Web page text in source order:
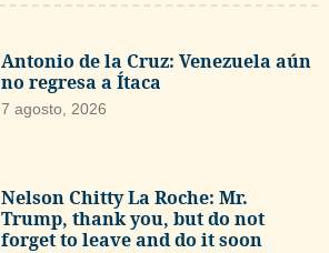
Antonio de la Cruz: Venezuela aún
no regresa a Ítaca
7 agosto, 2026
Nelson Chitty La Roche: Mr.
Trump, thank you, but do not
forget to leave and do it soon